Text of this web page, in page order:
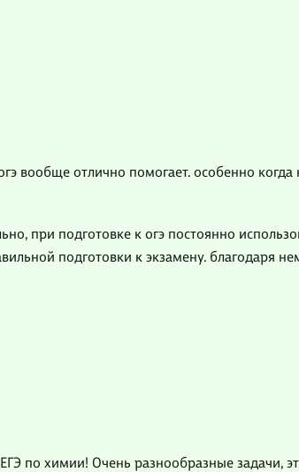
вообще отлично помогает. особенно
при подготовке к огэ постоянно
подготовки к экзамену. благодаря
по химии! Очень разнообразные задачи,